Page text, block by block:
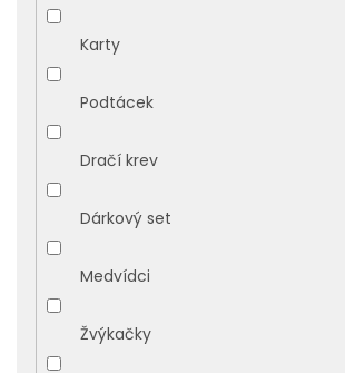
Karty
Podtácek
Dračí krev
Dárkový set
Medvídci
Žvýkačky